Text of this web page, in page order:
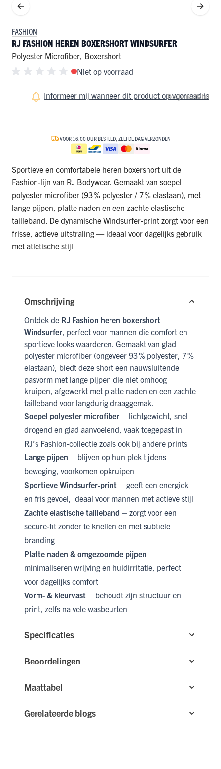
FASHION
RJ FASHION HEREN BOXERSHORT WINDSURFER
Polyester Microfiber, Boxershort
Niet op voorraad
Bekijk maattabel
Informeer mij wanneer dit product op voorraad is
VÓÓR 16.00 UUR BESTELD, ZELFDE DAG VERZONDEN
Sportieve en comfortabele heren boxershort uit de
Fashion-lijn van RJ Bodywear. Gemaakt van soepel
polyester microfiber (93 % polyester / 7 % elastaan), met
lange pijpen, platte naden en een zachte elastische
tailleband. De dynamische Windsurfer-print zorgt voor een
frisse, actieve uitstraling — ideaal voor dagelijks gebruik
met atletische stijl.
Omschrijving
Ontdek de RJ Fashion heren boxershort
Windsurfer , perfect voor mannen die comfort en
sportieve looks waarderen. Gemaakt van glad
polyester microfiber (ongeveer 93 % polyester, 7 %
elastaan), biedt deze short een nauwsluitende
pasvorm met lange pijpen die niet omhoog
kruipen, afgewerkt met platte naden en een zachte
tailleband voor langdurig draaggemak.
Soepel polyester microfiber – lichtgewicht, snel
drogend en glad aanvoelend, vaak toegepast in
RJ’s Fashion-collectie zoals ook bij andere prints
Lange pijpen – blijven op hun plek tijdens
beweging, voorkomen opkruipen
Sportieve Windsurfer‑print – geeft een energiek
en fris gevoel, ideaal voor mannen met actieve stijl
Zachte elastische tailleband – zorgt voor een
secure-fit zonder te knellen en met subtiele
branding
Platte naden & omgezoomde pijpen –
minimaliseren wrijving en huidirritatie, perfect
voor dagelijks comfort
Vorm- & kleurvast – behoudt zijn structuur en
print, zelfs na vele wasbeurten
Specificaties
Beoordelingen
Maattabel
Gerelateerde blogs